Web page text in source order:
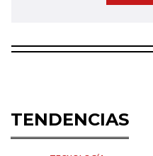
TENDENCIAS